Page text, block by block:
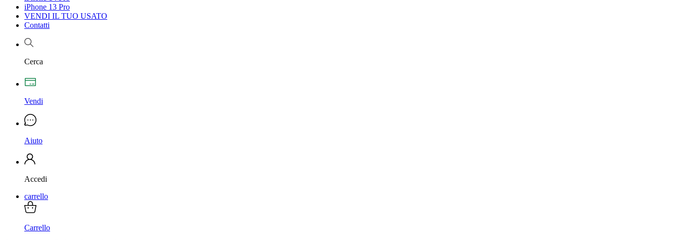
iPhone 13 Pro
VENDI IL TUO USATO
Contatti
Cerca
Vendi
Aiuto
Accedi
carrello
Carrello